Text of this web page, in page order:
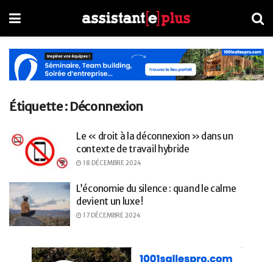
Étiquette : Déconnexion
Le « droit à la déconnexion » dans un
contexte de travail hybride
18 DÉCEMBRE 2024
L’économie du silence : quand le calme
devient un luxe !
17 DÉCEMBRE 2024